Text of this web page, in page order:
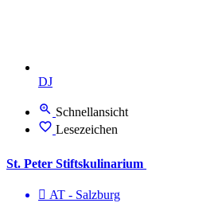
DJ
Schnellansicht
Lesezeichen
St. Peter Stiftskulinarium
AT - Salzburg